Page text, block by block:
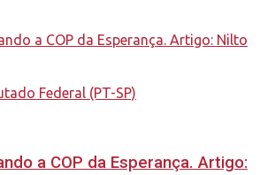
a COP da Esperança. Artigo: